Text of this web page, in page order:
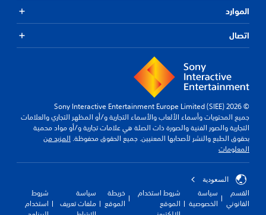
الموارد
اتصال
© 2026 Sony Interactive Entertainment Europe Limited (SIEE)
جميع المحتويات وأسماء الألعاب والأسماء التجارية و/أو المظهر التجاري والعلامات
التجارية والصور الفنية والصورة ذات الصلة هي علامات تجارية و/أو مواد محمية
بحقوق الطبع والنشر لأصحابها المعنيين. جميع الحقوق محفوظة. المزيد من
المعلومات
السعودية
القسم
القانوني
سياسة
الخصوصية
شروط استخدام
الموقع
خريطة
الموقع
سياسة
ملفات تعريف
شروط
استخدام